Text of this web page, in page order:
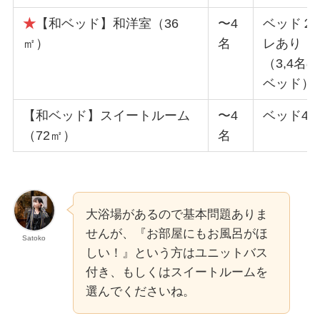
★ 【和ベッド】和洋室（36
㎡）
〜4
名
ベッド２
レあり
（3,4名
ベッド）
【和ベッド】スイートルーム
（72㎡）
〜4
名
ベッド4
Satoko
大浴場があるので基本問題ありま
せんが、『お部屋にもお風呂がほ
しい！』という方はユニットバス
付き、もしくはスイートルームを
選んでくださいね。